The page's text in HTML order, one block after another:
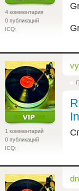
4 комментария
0 публикаций
ICQ:
<
1 комментарий
0 публикаций
ICQ:
<